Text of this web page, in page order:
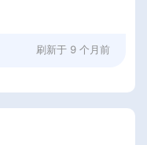
刷新于 9 个月前